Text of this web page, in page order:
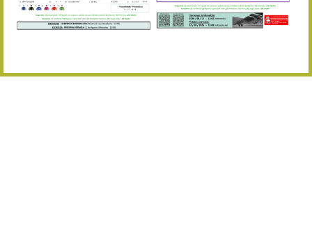
15/08 17:05 Abuztuaren 15a / 15 de
30/08 17:30 Abuztuaren 30a / 30 de